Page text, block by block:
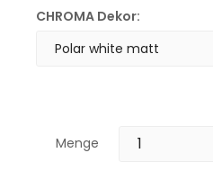
CHROMA Dekor:
Menge